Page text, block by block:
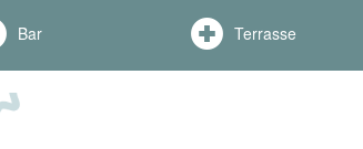
Bar Terrasse